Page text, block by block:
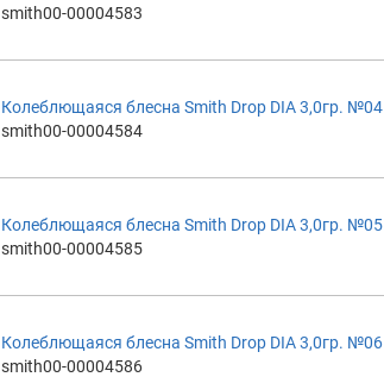
smith00-00004583
Колеблющаяся блесна Smith Drop DIA 3,0гр. №04
smith00-00004584
Колеблющаяся блесна Smith Drop DIA 3,0гр. №05
smith00-00004585
Колеблющаяся блесна Smith Drop DIA 3,0гр. №06
smith00-00004586